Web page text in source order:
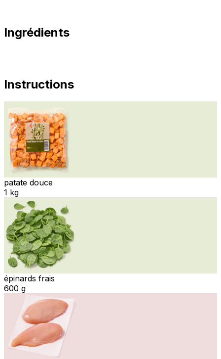
Ingrédients
Instructions
patate douce
1 kg
épinards frais
600 g